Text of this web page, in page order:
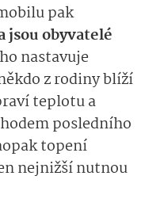
pak
jsou obyvatelé
nastavuje
z rodiny blíží
teplotu a
posledního
topení
nejnižší nutnou